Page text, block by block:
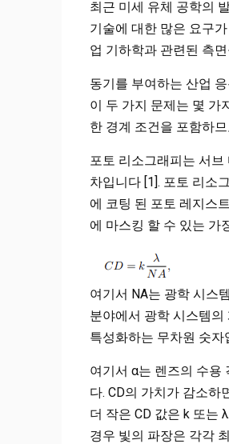
최근 미세 유체 공학의
기술에 대한 많은 요구
업 기하학과 관련된 측
동기를 부여하는 산업
이 두 가지 문제는 몇 가
한 경계 조건을 포함하
포토 리소그래피는 서
차입니다 [1]. 포토 리소
에 코팅 된 포토 레지스
에 마스킹 할 수 있는 가
여기서 NA는 광학 시스
분야에서 광학 시스템
특성화하는 무차원 숫자
여기서 α는 렌즈의 수용
다. CD의 가치가 감소하
더 작은 CD 값은 k 또는
경우 빛의 파장은 각각